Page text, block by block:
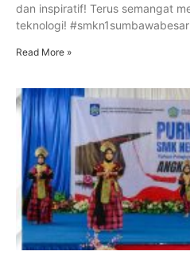
dan inspiratif! Terus semangat
teknologi!
Read More »